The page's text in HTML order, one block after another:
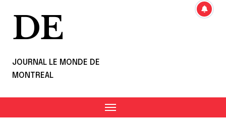
DE
JOURNAL LE MONDE DE
MONTREAL